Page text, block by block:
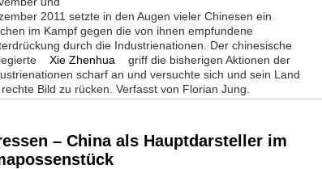
2011 setzte in den Augen vieler Chinesen ein
im Kampf gegen die von ihnen empfundene
durch die Industrienationen. Der chinesische
Xie Zhenhua
griff die bisherigen Aktionen der
scharf an und versuchte sich und sein Land
Bild zu rücken. Verfasst von Florian Jung.
– China als Hauptdarsteller im